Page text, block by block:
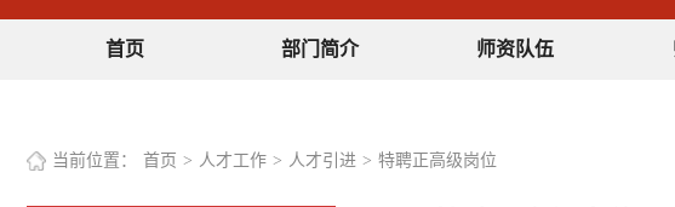
首页 部门简介 师资队伍
当前位置： 首页 > 人才工作 > 人才引进 > 特聘正高级岗位